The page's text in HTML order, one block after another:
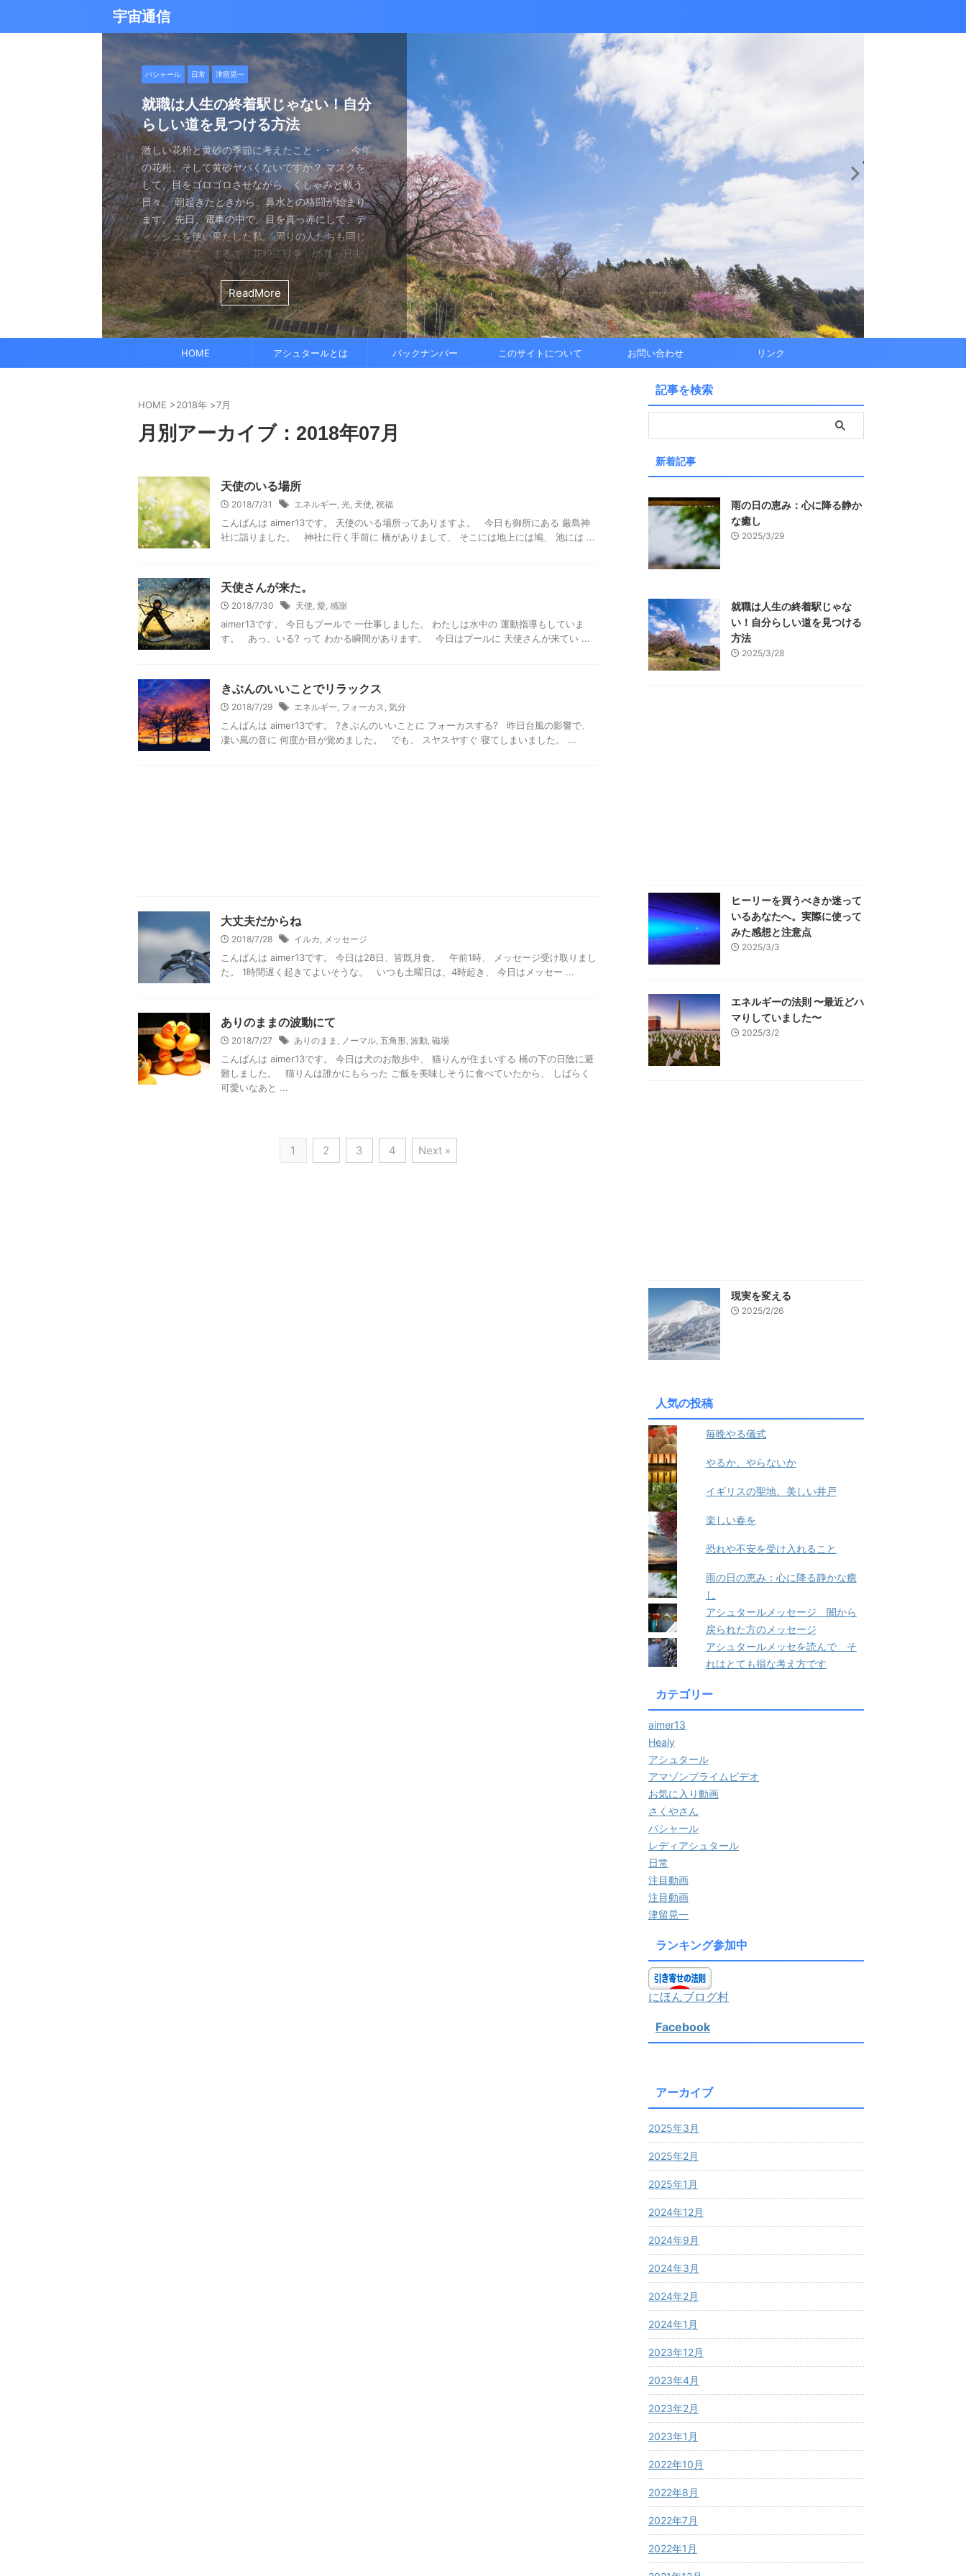
宇宙通信
日常 津留晃一
雨の日の恵み：心に降る静かな癒し
雨の音を聞いたことはありますか？ 窓ガラスを叩
く優しい音、屋根を打つリズミカルな音、 そして
地面に落ちる繊細な音。 それぞれが奏でるハーモ
ニーは、 私たちの心に特別な空間を作り出してく
れます。 雨は大地だけでなく、心も潤す 今日は何
となく、 降り続ける雨を眺めていました。 最初は
予定していた釣りができなくなり、少し残念に思い
ました。 でも、温かいコーヒーを入れ、 窓辺に座
って雨景色を眺めていると、不思議と心が落ち着い
てきたのです。 雨は自然界の浄化装置です。 土埃
を洗い流し、植物に命の水を与え、空気を清 ...
ReadMore
バシャール 日常 津留晃一
就職は人生の終着駅じゃない！自分
らしい道を見つける方法
激しい花粉と黄砂の季節に考えたこと・・・ 今年
の花粉、そして黄砂ヤバくないですか？ マスクを
して、目をゴロゴロさせながら、くしゃみと戦う
日々。 朝起きたときから、鼻水との格闘が始まり
ます。 先日、電車の中で、目を真っ赤にして、テ
ィッシュを使い果たした私。 周りの人たちも同じ
ような状態で、まるで「花粉症戦争」の真っ只中。
そんな辛い朝、ふと考えました。 この花粉症との
戦いって、進学や就職前の気持ちに似ているな、
と。 先の見えない不安、どうしようもない状況、
でも、どこかで希望を感じる——そんな ...
ReadMore
Healy 日常
ヒーリーを買うべきか迷っているあ
なたへ。実際に使ってみた感想と注
意点
近年、Healy（ヒーリー）という量子波動調整器が
注目を集めています。 私自身もこのデバイスを2年
以上前に購入し、所有しており、 その使用経験を
踏まえて、さらに詳しくお伝えしたいと思います。
Healyの仕組みと機能 Healyは、微弱な電流と周波
数を用いて、 心身のバランスを整えることを目的
としたウェアラブルデバイスです。 専用のアプリ
と連携し、電極を介して身体に微弱な電流を流すこ
とで、 個人の必要とする周波数を分析・適用しま
す。 これにより、エネルギーバランスを整えると
ReadMore
バシャール 日常
エネルギーの法則 〜最近どハマり
していました〜
最近、めちゃくちゃYouTubeやSNSを見ていたの
ですが、 気づいたら政治とか社会問題のニュース
ばかり見ていました。 特にトランプの発言やDSの
悪行、財務省解体、１０３万円の壁など・・・・。
別にそれを見て何かが解決できるわけではないの
に、 どんどんハマってしまいました。 なんだか、
自分の心のモヤモヤを代弁してくれる感じがするの
でしょうか？ つい次々と見てしまうのです。 そし
て、気づいたら めちゃくちゃ波動が下がっていま
した！（笑） どうして気づいたのかといえば ...
ReadMore
日常
現実を変える
最近疲れ気味です。 というのも、現実とは何か？
結構悩むんですよね。 自分の理想の姿を考える
と、 今、全然そうなっていない。 地位も名誉もな
い。お金もない。自由もない（笑） でもねぇ、 た
まにそれでもいいわと思える時もあるんです。 そ
んなことは問題じゃなくて、 今ここに生きている
ことだけで幸せという時がある。 それは、どうい
うときかといえば 今ここにいる時 今に集中して、
今を楽しんでいるとき。 先日ワカサギ釣りに行き
ました。 氷に穴をあけて糸を垂らすやつ。 &nb ...
ReadMore
日常
今、ここにいること
２０２５年あけましておめでとうございます。 今
年もよろしくお願い致します。 とはいえ、近年お
正月という感覚はありませんね。 いつの間にか年
が明けて、 いつの間にか過ぎ去っていく。 なんて
書くと、新年から暗いかな（笑） まあ、それだけ
歳をとったということでしょう。 昨年末は結構忙
しくてきつかったのですが、 年始は暇。 暇になる
と思うことはありますよね。 自分は今ここを生き
ているのか？ 我々の現実は今ここだけなのです
が、 未来を見ちゃったり、過去を悔んだり &nbsp
...
ReadMore
Healy 日常 津留晃一
もしかしてだけどHealy（量子波動
調整器）のせいなの？
ちょっと前に 最近ヒーリー（Healy）つかってない
なー みたいなブログを書いたと思います。 Healy
とは Healyはドイツで研究開発され、製造された最
新の人工知能を利用した 健康をサポートする製品
です。 弱い電気パルスを使用して体をよりバラン
スのとれた状態にする、 周波数応用のアイデアに
基づいて設計された小型の電子デバイスです。 細
胞レベルで人体を調整し、健康的な生活をサポート
します。 そうなんです。 あんまり使っていませ
ん。 というのも しばらく意欲というか、やる気が
なくて だらだら ...
ReadMore
日常
iPad 第10世代買いました
アマゾンのブラックフライデー Ipadが安くなって
いましたね。 ということで第１０世代（無印）購
入してしまいました。 これで今まで使っていた
ipad Pro(初代）とはおさらばです。 特に困ってい
たわけでもなく、iPad自体はほとんど使っていなか
ったので 変えなくても良かったのですが、 気分で
す（笑） こういうの重要ですよね。 気分が乗った
からやるというノリ。 実際変えてみてUSBーC端
子はすごくいい。 Lightningの呪縛から解放される
のだけでも めちゃくちゃいい。 &n ...
ReadMore
Healy 日常
久し振りにHealy（ヒーリー）量子
波動調整器について
久しぶりにHealy（ヒーリー）量子波動調整器につ
いて触れてみる。 こちら小さい割には結構高いデ
バイスです。 買う時も結構迷いました。 でもねぇ
やっぱり限られた人生 波動を良くして豊かな人生
を送りたいじゃないですか。 だから、多少の投資
は仕方ないし 試してみないとわからないと購入し
ました。 それでです。 一年ぐらいはほどほどに使
っていたのはいたのですが、 やはり実感がね。 良
くなっているという実感が乏しい。 これ、たぶん
宗教と同じで 一人でやっているからだと思う。 近
くに何人か使っている人がいれば、 体 ...
ReadMore
日常
大谷さんの通訳、水原さんの解雇に
思う
ちょっとびっくりしました。 多分今、かなり有名
な通訳だと思う水原さんが解雇されたようです。
それも違法賭博か・・・ 違法かどうかは別として
賭博が原因で解雇とは・・・ とってもつらい。 自
分は特に野球が好きとか 大谷さんが好きというな
わけではないし、 水原さんに思い入れがあるわけ
でもない。 でもねえ・・・ 今の水原さんの気持ち
を考えるとなんかつらい。 というのも、多額の借
金を背負いながら 何とかしたいと日々思いながら
一生懸命仕事していたわけでしょ。 ...
ReadMore
HOME アシュタールとは バックナンバー このサイトについて お問い合わせ リンク
HOME >2018年 >7月
月別アーカイブ：2018年07月
天使のいる場所
2018/7/31 エネルギー, 光, 天使, 祝福
こんばんは aimer13です。 天使のいる場所ってありますよ。 今日も御所にある 厳島神
社に詣りました。 神社に行く手前に 橋がありまして、 そこには地上には鳩、 池には ...
天使さんが来た。
2018/7/30 天使, 愛, 感謝
aimer13です。 今日もプールで 一仕事しました。 わたしは水中の 運動指導もしていま
す。 あっ、いる? って わかる瞬間があります。 今日はプールに 天使さんが来てい ...
きぶんのいいことでリラックス
2018/7/29 エネルギー, フォーカス, 気分
こんばんは aimer13です。 ?きぶんのいいことに フォーカスする? 昨日台風の影響で、
凄い風の音に 何度か目が覚めました。 でも、 スヤスヤすぐ 寝てしまいました。 ...
大丈夫だからね
2018/7/28 イルカ , メッセージ
こんばんは aimer13です。 今日は28日、皆既月食。 午前1時、 メッセージ受け取りまし
た。 1時間遅く起きてよいそうな。 いつも土曜日は、4時起き、 今日はメッセー ...
ありのままの波動にて
2018/7/27 ありのまま , ノーマル, 五角形, 波動, 磁場
こんばんは aimer13です。 今日は犬のお散歩中、 猫りんが住まいする 橋の下の日陰に避
難しました。 猫りんは誰かにもらった ご飯を美味しそうに食べていたから、 しばらく
可愛いなあと ...
1 2 3 4 Next »
記事を検索
新着記事
雨の日の恵み：心に降る静か
な癒し
2025/3/29
就職は人生の終着駅じゃな
い！自分らしい道を見つける
方法
2025/3/28
ヒーリーを買うべきか迷って
いるあなたへ。実際に使って
みた感想と注意点
2025/3/3
エネルギーの法則 〜最近どハ
マりしていました〜
2025/3/2
現実を変える
2025/2/26
人気の投稿
毎晩やる儀式
やるか、やらないか
イギリスの聖地、美しい井戸
楽しい春を
恐れや不安を受け入れること
雨の日の恵み：心に降る静かな癒
し
アシュタールメッセージ 闇から
戻られた方のメッセージ
アシュタールメッセを読んで そ
れはとても損な考え方です
カテゴリー
aimer13
Healy
アシュタール
アマゾンプライムビデオ
お気に入り動画
さくやさん
バシャール
レディアシュタール
日常
注目動画
注目動画
津留晃一
ランキング参加中
にほんブログ村
Facebook
アーカイブ
2025年3月
2025年2月
2025年1月
2024年12月
2024年9月
2024年3月
2024年2月
2024年1月
2023年12月
2023年4月
2023年2月
2023年1月
2022年10月
2022年8月
2022年7月
2022年1月